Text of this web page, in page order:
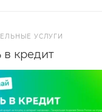
УСЛУГИ
кредит